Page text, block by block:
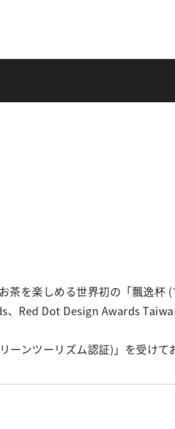
茶を楽しめる世界初の「飄逸
、Red Dot Design Awards
ンツーリズム認証)」を受け